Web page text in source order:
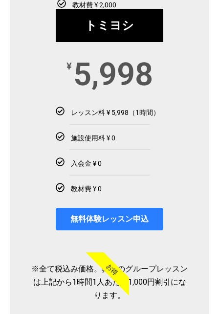
教材費 ¥ 2,000
トミヨシ
¥ 5,998
レッスン料 ¥ 5,998（1時間）
施設使用料 ¥ 0
入会金 ¥ 0
教材費 ¥ 0
無料体験レッスン申込
お得
※全て税込み価格。弊社のグループレッスン
は上記から1時間1人あたり1,000円割引にな
ります。